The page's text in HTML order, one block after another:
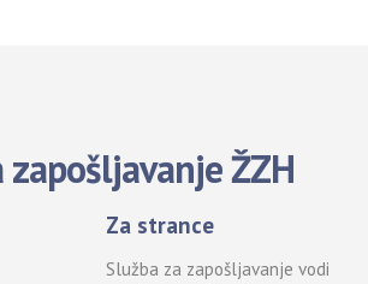
zapošljavanje ŽZH
Za strance
Služba za zapošljavanje vodi